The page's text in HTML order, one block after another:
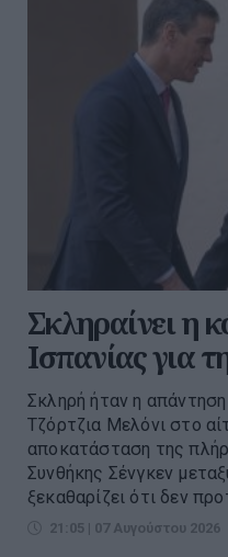
Σκληραίνει η
Ισπανίας για
Σκληρή ήταν η
Τζόρτζια Μελόνι στο
αποκατάσταση της
Συνθήκης Σένγκεν
ξεκαθαρίζει ότι δεν
21:05 | 07 Αυγούστου 2026